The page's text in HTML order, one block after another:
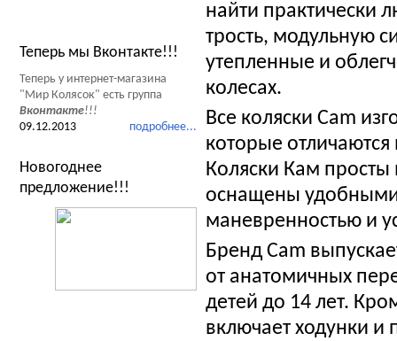
найти практически
трость, модульную
утепленные и
колесах.
Все коляски Cam
которые
Коляски Кам
оснащены
маневренностью и
Бренд Cam
от анатомичных
детей до 14 лет.
включает ходунки и
Теперь мы Вконтакте!!!
Теперь у интернет-магазина
"Мир Колясок" есть группа
Вконтакте!!!
подробнее...
09.12.2013
Новогоднее
предложение!!!